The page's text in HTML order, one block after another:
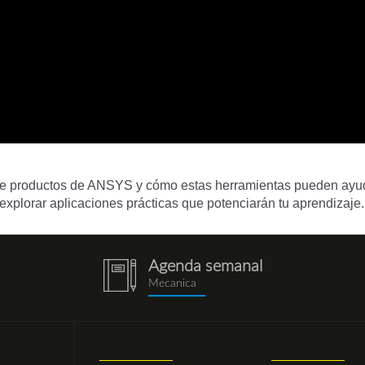
de ANSYS y cómo estas herramientas pueden
aplicaciones prácticas que potenciarán tu aprendizaje.
notebook
(1).png
Agenda semanal
Mecanica